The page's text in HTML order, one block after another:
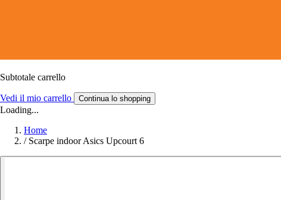
Subtotale carrello
Vedi il mio carrello Continua lo shopping
Loading...
Home
/ Scarpe indoor Asics Upcourt 6